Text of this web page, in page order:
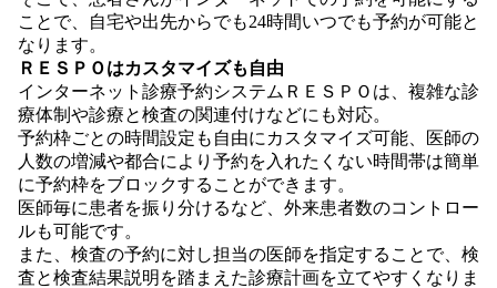
ことで、自宅や出先からでも24時間いつでも予約が可能と
なります。
ＲＥＳＰＯはカスタマイズも自由
インターネット診療予約システムＲＥＳＰＯは、複雑な診
療体制や診療と検査の関連付けなどにも対応。
予約枠ごとの時間設定も自由にカスタマイズ可能、医師の
人数の増減や都合により予約を入れたくない時間帯は簡単
に予約枠をブロックすることができます。
医師毎に患者を振り分けるなど、外来患者数のコントロー
ルも可能です。
また、検査の予約に対し担当の医師を指定することで、検
査と検査結果説明を踏まえた診療計画を立てやすくなりま